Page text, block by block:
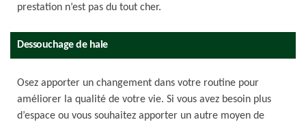
prestation n’est pas du tout cher.
Dessouchage de haie
Osez apporter un changement dans votre routine pour
améliorer la qualité de votre vie. Si vous avez besoin plus
d’espace ou vous souhaitez apporter un autre moyen de